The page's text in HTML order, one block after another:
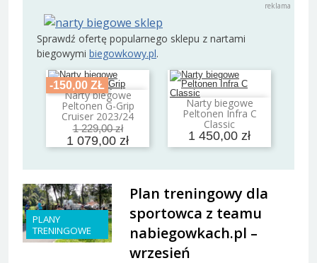
Sprawdź ofertę popularnego sklepu z nartami
biegowymi biegowkowy.pl.
-150,00 ZŁ
Narty biegowe
Peltonen G-Grip
Cruiser 2023/24
1 229,00 zł
1 079,00 zł
Dodaj do koszyka Narty biegowe
Peltonen Infra C
Classic
1 450,00 zł
Dodaj do koszyka
PLANY
TRENINGOWE
Plan treningowy dla
sportowca z teamu
nabiegowkach.pl –
wrzesień